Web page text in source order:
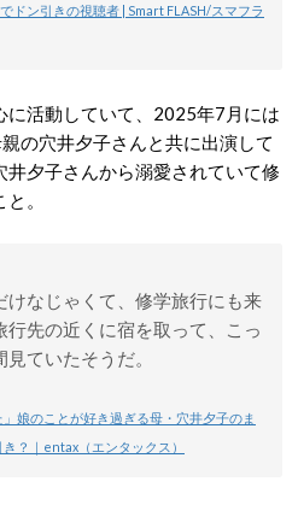
ドン引きの視聴者 | Smart FLASH/スマフラ
に活動していて、2025年7月には
の穴井夕子さんと共に出演して
夕子さんから溺愛されていて修
。
けなじゃくて、修学旅行にも来
先の近くに宿を取って、こっ
ていたそうだ。
娘のことが好き過ぎる母・穴井夕子のま
？｜entax（エンタックス）